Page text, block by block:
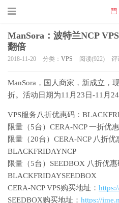
ManSora：波特兰NCP
翻倍
2018-11-20 分类： VPS 阅读(922) 评
ManSora，国人商家，新成立，
折。活动日期为11月23日-11月24
VPS服务八折优惠码：
限量（5台）CERA-NCP 一折优
限量（20台）CERA-NCP 八折优
BLACKFRIDAYNCP
限量（5台）SEEDBOX 八折优惠
BLACKFRIDAYSEEDBOX
CERA-NCP VPS购买地址：
SEEDBOX购买地址： https://